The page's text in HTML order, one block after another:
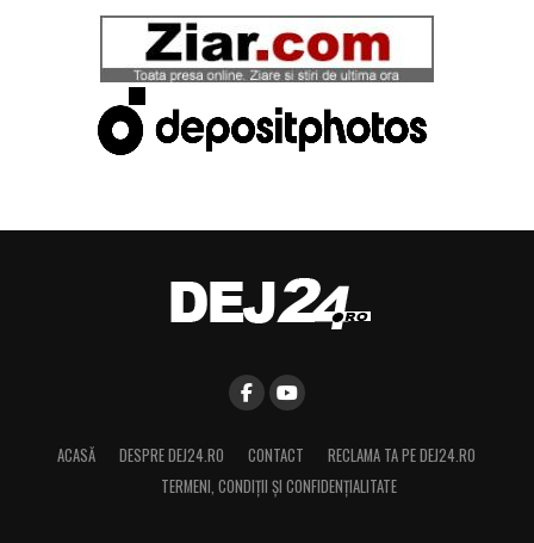
ACASĂ DESPRE DEJ24.RO CONTACT
RECLAMA TA PE DEJ24.RO
TERMENI, CONDIŢII ȘI CONFIDENȚIALITATE